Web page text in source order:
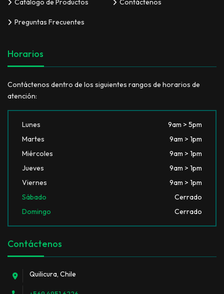
Catálogo de Productos Contáctenos
Preguntas Frecuentes
Horarios
Contáctenos dentro de los siguientes rangos de horarios de
atención:
Lunes
9am > 5pm
Martes
9am > 1pm
Miércoles
9am > 1pm
Jueves
9am > 1pm
Viernes
9am > 1pm
Sábado
Cerrado
Domingo
Cerrado
Contáctenos
Quilicura, Chile